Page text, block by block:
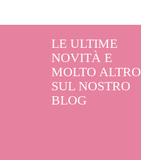
LE ULTIME
NOVITÀ E
MOLTO ALTRO
SUL NOSTRO
BLOG